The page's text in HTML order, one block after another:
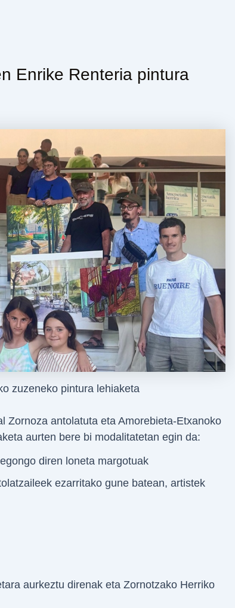
Enrike Renteria pintura
zuzeneko pintura lehiaketa
Zornoza antolatuta eta Amorebieta-Etxanoko
aurten bere bi modalitatetan egin da:
diren loneta margotuak
ezarritako gune batean, artistek
aurkeztu direnak eta Zornotzako Herriko